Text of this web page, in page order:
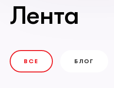
Лента
ВСЕ БЛОГ